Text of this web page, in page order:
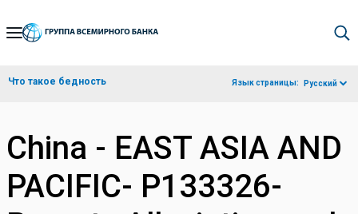
Skip
Navigation
Что такое бедность Язык страницы: Русский
China - EAST ASIA AND
PACIFIC- P133326-